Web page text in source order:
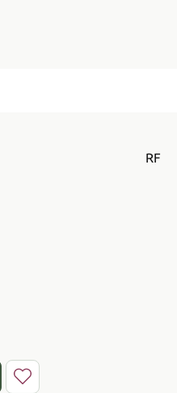
RF
benutze die